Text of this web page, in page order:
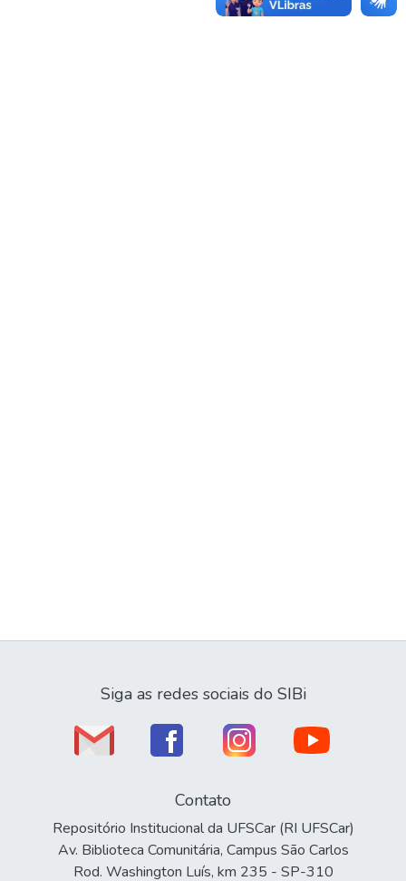
Siga as redes sociais do SIBi
Contato
Repositório Institucional da UFSCar (RI UFSCar)
Av. Biblioteca Comunitária, Campus São Carlos
Rod. Washington Luís, km 235 - SP-310